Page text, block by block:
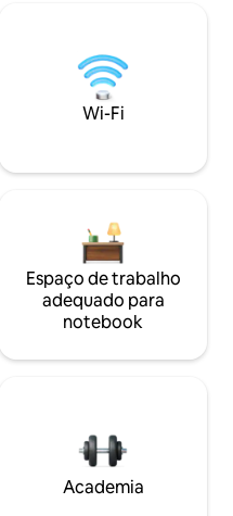
Wi-Fi
Espaço de trabalho
adequado para
notebook
Academia